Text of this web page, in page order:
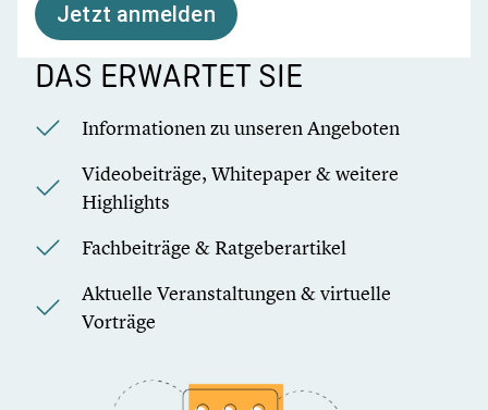
Jetzt anmelden
DAS ERWARTET SIE
Informationen zu unseren Angeboten
Videobeiträge, Whitepaper & weitere
Highlights
Fachbeiträge & Ratgeberartikel
Aktuelle Veranstaltungen & virtuelle
Vorträge